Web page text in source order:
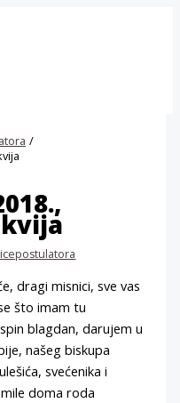
dragi misnici, sve vas
što imam tu
blagdan, darujem u
našeg biskupa
svećenika i
doma roda